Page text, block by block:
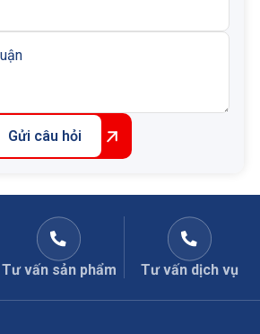
Gửi câu hỏi
Tư vấn sản phẩm Tư vấn dịch vụ